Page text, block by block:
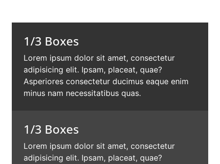
1/3 Boxes
Lorem ipsum dolor sit amet, consectetur
adipisicing elit. Ipsam, placeat, quae?
Asperiores consectetur ducimus eaque enim
minus nam necessitatibus quas.
1/3 Boxes
Lorem ipsum dolor sit amet, consectetur
adipisicing elit. Ipsam, placeat, quae?